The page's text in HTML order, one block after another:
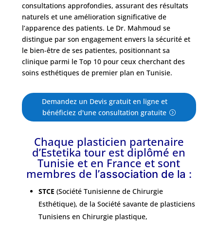
consultations approfondies, assurant des résultats
naturels et une amélioration significative de
l’apparence des patients. Le Dr. Mahmoud se
distingue par son engagement envers la sécurité et
le bien-être de ses patientes, positionnant sa
clinique parmi le Top 10 pour ceux cherchant des
soins esthétiques de premier plan en Tunisie.
Demandez un Devis gratuit en ligne et
bénéficiez d'une consultation gratuite
Chaque plasticien partenaire
d’Estetika tour est diplômé en
Tunisie et en France et sont
membres de l’association de la :
STCE (Société Tunisienne de Chirurgie
Esthétique), de la Société savante de plasticiens
Tunisiens en Chirurgie plastique,